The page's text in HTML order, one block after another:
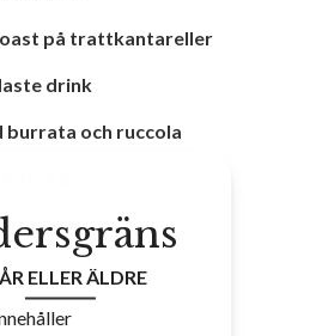
på trattkantareller
drink
burrata och ruccola
4 port
och dill
raggmunk
ELLER ÄLDRE